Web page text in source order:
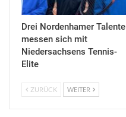
Drei Nordenhamer Talente
messen sich mit
Niedersachsens Tennis-
Elite
ZURÜCK WEITER